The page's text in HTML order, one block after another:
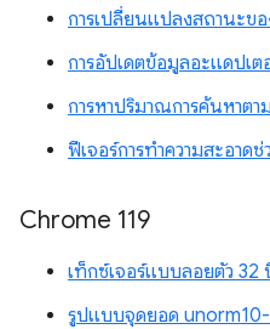
การเปลี่ยนแปลงสถานะข
การอัปเดตข้อมูลอะแดปเต
การหาปริมาณการค้นหาตา
ฟีเจอร์การทำความสะอาด
Chrome 119
เท็กซ์เจอร์แบบลอยตัว 32
รูปแบบจุดยอด